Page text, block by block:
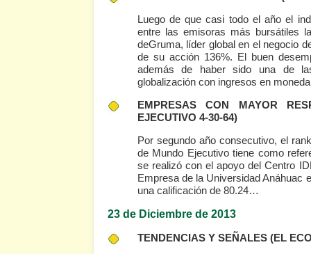
Luego de que casi todo el año el
entre las emisoras más bursátiles
deGruma, líder global en el negocio
de su acción 136%. El buen
además de haber sido una de
globalización con ingresos en
EMPRESAS CON MAYOR
EJECUTIVO 4-30-64)
Por segundo año consecutivo, el
de Mundo Ejecutivo tiene como
se realizó con el apoyo del Centro
Empresa de la Universidad Anáhuac
una calificación de 80.24…
23 de Diciembre de 2013
TENDENCIAS Y SEÑALES (EL